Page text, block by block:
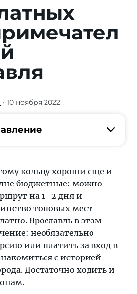
• 10 ноября 2022
кольцу хороши еще и
бюджетные: можно
на 1–2 дня и
топовых мест
Ярославль в этом
необязательно
или платить за вход в
с историей
Достаточно ходить и